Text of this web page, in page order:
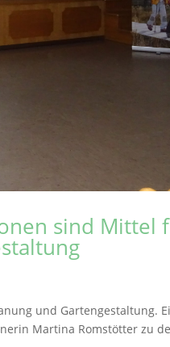
sind Mittel
und Gartengestaltung.
Martina Romstötter zu